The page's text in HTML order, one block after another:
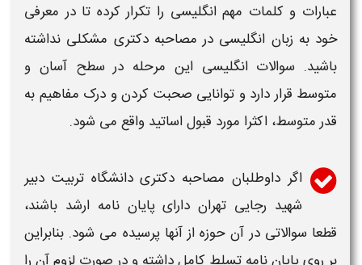
عبارات و کلمات مهم انگلیسی را تکرار کرده تا در معرفی
خود به زبان انگلیسی در مصاحبه دکتری مشکلی نداشته
باشید. سوالات انگلیسی این مرحله در سطح آسان و
متوسط قرار دارد و توانایی صحبت کردن و درک مفاهیم به
قدر متوسط، اکثرا مورد قبول اساتید واقع می شود.
اگر داوطلبان مصاحبه دکتری دانشگاه تربیت دبیر
شهید رجایی تهران دارای پایان نامه ارشد باشند،
قطعا سوالاتی در آن حوزه از آنها پرسیده می شود. بنابراین